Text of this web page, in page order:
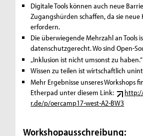
Digitale Tools können auch neue
Zugangshürden schaffen, da sie neue
erfordern.
Die überwiegende Mehrzahl an Tools
datenschutzgerecht. Wo sind Open-
„Inklusion ist nicht umsonst zu haben.“
Wissen zu teilen ist wirtschaftlich
Mehr Ergebnisse unseres Workshops
Etherpad unter diesem Link:
r.de/p/oercamp17-west-A2-BW3
Workshopausschreibung: